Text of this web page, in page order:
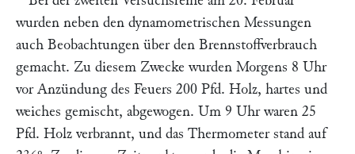
wurden neben den dynamometrischen Messungen
auch Beobachtungen über den Brennstoffverbrauch
gemacht. Zu diesem Zwecke wurden Morgens 8 Uhr
vor Anzündung des Feuers 200 Pfd. Holz, hartes und
weiches gemischt, abgewogen. Um 9 Uhr waren 25
Pfd. Holz verbrannt, und das Thermometer stand auf